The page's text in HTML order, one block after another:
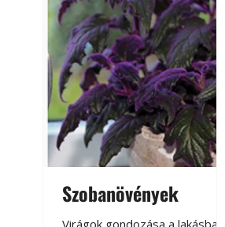
Szobanövények